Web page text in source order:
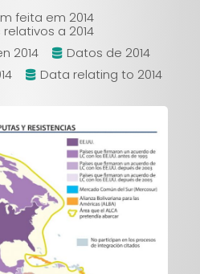
feita em 2014
a 2014
2014
Datos de 2014
Data relating to 2014